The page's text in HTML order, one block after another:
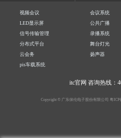
视频会议 会议系统
LED显示屏
公共广播
信号传输管理
录播系统
分布式平台
舞台灯光
云会务
扬声器
pis车载系统
itc官网 咨询热线：
Copyright © 广东保伦电子股份有限公司 粤ICP